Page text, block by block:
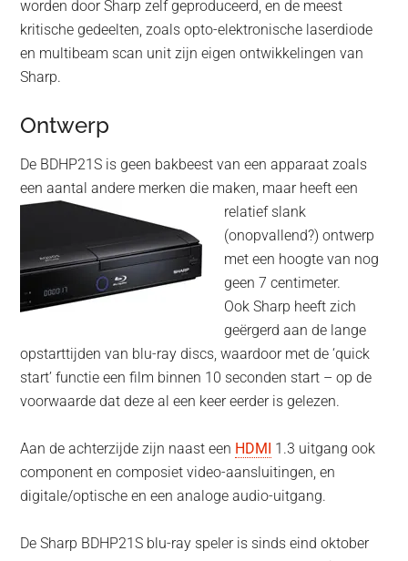
worden door Sharp zelf geproduceerd, en de meest
kritische gedeelten, zoals opto-elektronische laserdiode
en multibeam scan unit zijn eigen ontwikkelingen van
Sharp.
Ontwerp
De BDHP21S is geen bakbeest van een apparaat zoals
een aantal andere merken die maken, maar heeft een
relatief slank
(onopvallend?) ontwerp
met een hoogte van nog
geen 7 centimeter.
Ook Sharp heeft zich
geërgerd aan de lange
opstarttijden van blu-ray discs, waardoor met de ‘quick
start’ functie een film binnen 10 seconden start – op de
voorwaarde dat deze al een keer eerder is gelezen.
Aan de achterzijde zijn naast een HDMI 1.3 uitgang ook
component en composiet video-aansluitingen, en
digitale/optische en een analoge audio-uitgang.
De Sharp BDHP21S blu-ray speler is sinds eind oktober